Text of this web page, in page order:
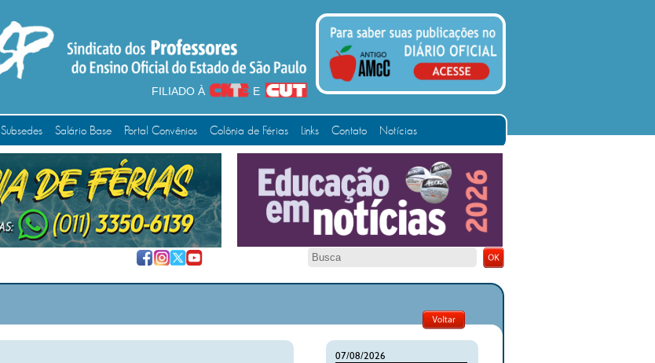
FILIADO À E
Subsedes Salário Base Portal Convênios Colônia de Férias Links Contato Notícias
07/08/2026